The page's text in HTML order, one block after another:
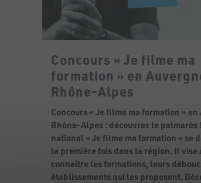
Concours « Je filme ma
formation » en
Rhône-Alpes
Concours « Je filme ma formation »
Rhône-Alpes : découvrez le palmarès
national « Je filme ma formation » se
la première fois dans la région. Il vise
connaître les formations, leurs
établissements qui les proposent.